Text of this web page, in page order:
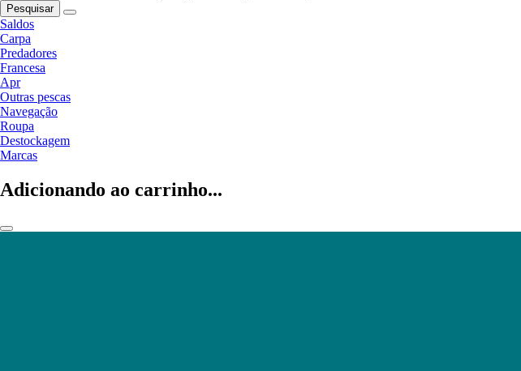
Pesquisar
Saldos
Carpa
Predadores
Francesa
Apr
Outras pescas
Navegação
Roupa
Destockagem
Marcas
Adicionando ao carrinho...